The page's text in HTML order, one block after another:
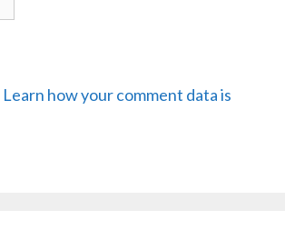
Learn how your comment data is